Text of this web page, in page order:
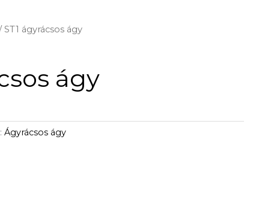
ST1 ágyrácsos ágy
ágy
Ágyrácsos ágy